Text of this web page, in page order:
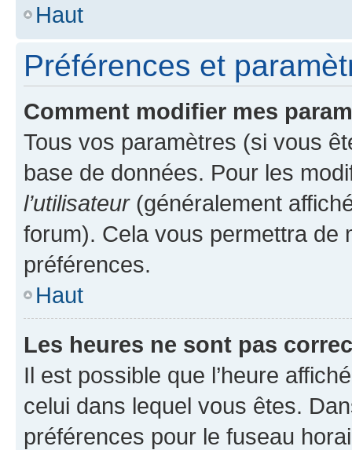
Haut
Préférences et
Comment modifier mes
Tous vos paramètres (si vous
base de données. Pour les
l’utilisateur(généralement
forum). Cela vous permettra de
préférences.
Haut
Les heures ne sont pas
Il est possible que l’heure
celui dans lequel vous êtes.
préférences pour le fuseau